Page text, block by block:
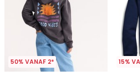
50% VANAF 2* 15%